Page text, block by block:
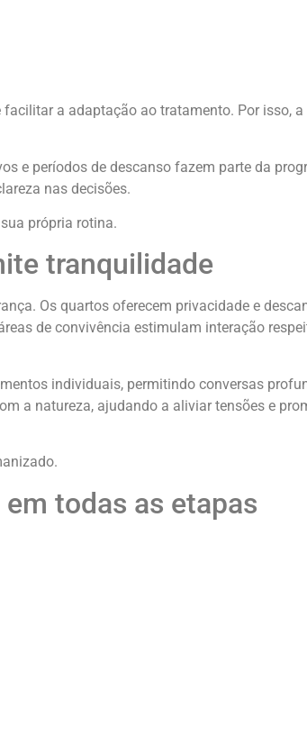
a adaptação ao tratamento. Por isso,
e períodos de descanso fazem parte da
nas decisões.
própria rotina.
tranquilidade
Os quartos oferecem privacidade e
de convivência estimulam interação
individuais, permitindo conversas
a natureza, ajudando a aliviar tensões e
todas as etapas